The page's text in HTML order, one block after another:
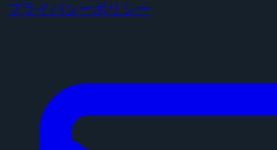
プライバシーポリシー